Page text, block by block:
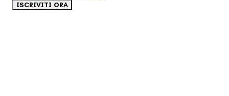
ISCRIVITI ORA